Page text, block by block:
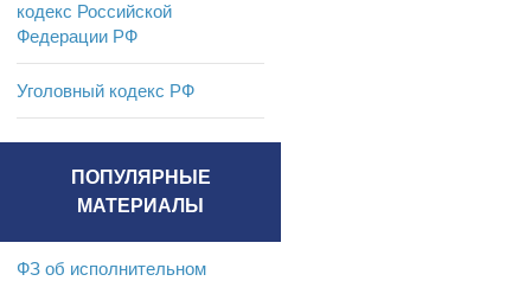
кодекс Российской
Федерации РФ
Уголовный кодекс РФ
ПОПУЛЯРНЫЕ
МАТЕРИАЛЫ
ФЗ об исполнительном